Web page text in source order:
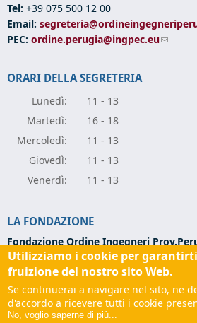
Tel: +39 075 500 12 00
Email:
PEC: ordine.perugia@ingpec.eu(link
ORARI DELLA SEGRETERIA
Lunedì:
11 - 13
Martedì:
16 - 18
Mercoledì:
11 - 13
Giovedì:
11 - 13
Venerdì: 11 - 13
LA FONDAZIONE
Fondazione Ordine Ingegneri
Via Campo di Marte, 9 - 06124 Perugia
Codice Fiscale: 94139270543
Tel:+39 075 501 02 56
Email:
Utilizziamo i cookie per
fruizione del nostro sito Web.
Se continuerai a navigare nel sito, ne
d'accordo a ricevere tutti i cookie
No, voglio saperne di più...